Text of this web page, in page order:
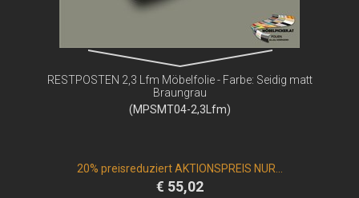
RESTPOSTEN 2,3 Lfm Möbelfolie - Farbe: Seidig matt
Braungrau
(MPSMT04-2,3Lfm)
20% preisreduziert AKTIONSPREIS NUR...
€ 55,02